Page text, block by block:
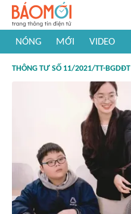
NÓNG MỚI VIDEO
#Khám phá thế giới
THÔNG TƯ SỐ 11/2021/TT-BGDĐT